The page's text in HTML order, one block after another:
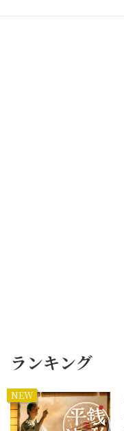
ランキング
NEW